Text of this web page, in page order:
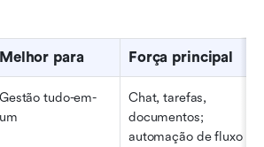
Melhor para Força principal
Gestão tudo-em-
um
Chat, tarefas,
documentos;
automação de fluxo